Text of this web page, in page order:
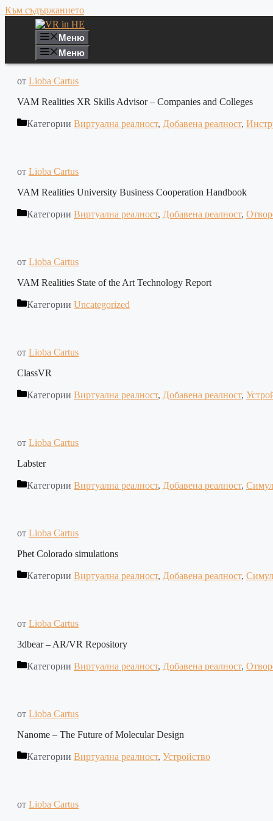
Към съдържанието
Меню
Меню
от Lioba Cartus
VAM Realities XR Skills Advisor – Companies and Colleges
Категории Виртуална реалност, Добавена реалност,
от Lioba Cartus
VAM Realities University Business Cooperation Handbook
Категории Виртуална реалност, Добавена реалност,
от Lioba Cartus
VAM Realities State of the Art Technology Report
Категории Uncategorized
от Lioba Cartus
ClassVR
Категории Виртуална реалност, Добавена реалност,
от Lioba Cartus
Labster
Категории Виртуална реалност, Добавена реалност,
от Lioba Cartus
Phet Colorado simulations
Категории Виртуална реалност, Добавена реалност,
от Lioba Cartus
3dbear – AR/VR Repository
Категории Виртуална реалност, Добавена реалност,
от Lioba Cartus
Nanome – The Future of Molecular Design
Категории Виртуална реалност, Устройство
от Lioba Cartus